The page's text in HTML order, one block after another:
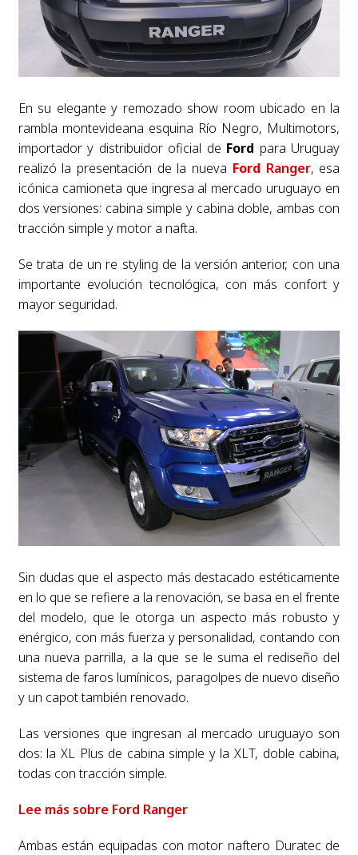
En su elegante y remozado show room ubicado en la
rambla montevideana esquina Río Negro, Multimotors,
importador y distribuidor oficial de Ford para Uruguay
realizó la presentación de la nueva Ford Ranger, esa
icónica camioneta que ingresa al mercado uruguayo en
dos versiones: cabina simple y cabina doble, ambas con
tracción simple y motor a nafta.
Se trata de un re styling de la versión anterior, con una
importante evolución tecnológica, con más confort y
mayor seguridad.
Sin dudas que el aspecto más destacado estéticamente
en lo que se refiere a la renovación, se basa en el frente
del modelo, que le otorga un aspecto más robusto y
enérgico, con más fuerza y personalidad, contando con
una nueva parrilla, a la que se le suma el rediseño del
sistema de faros lumínicos, paragolpes de nuevo diseño
y un capot también renovado.
Las versiones que ingresan al mercado uruguayo son
dos: la XL Plus de cabina simple y la XLT, doble cabina,
todas con tracción simple.
Lee más sobre Ford Ranger
Ambas están equipadas con motor naftero Duratec de